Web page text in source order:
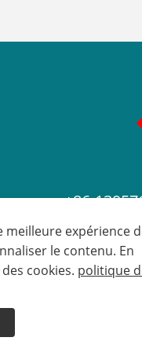
+86-
Copyright © 2024
expérience
le contenu. En
cookies. politique